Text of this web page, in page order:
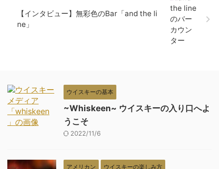
【インタビュー】無彩色のBar「and the li
ne」
ウイスキーの基本
~Whiskeen~ ウイスキーの入り口へよ
うこそ
2022/11/6
アメリカン ウイスキーの楽しみ方